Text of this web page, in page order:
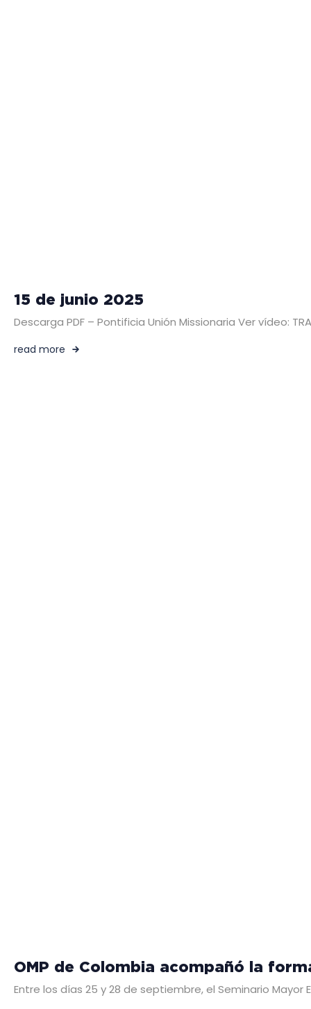
15 de junio 2025
Descarga PDF – Pontificia Unión Missionaria Ver vídeo:
read more
OMP de Colombia acompañó la
Entre los días 25 y 28 de septiembre, el Seminario